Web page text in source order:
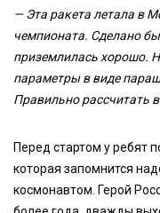
— Эта ракета летала в
чемпионата. Сделано
приземлилась хорошо.
параметры в виде
Правильно рассчитать
Перед стартом у ребят
которая запомнится
космонавтом. Герой